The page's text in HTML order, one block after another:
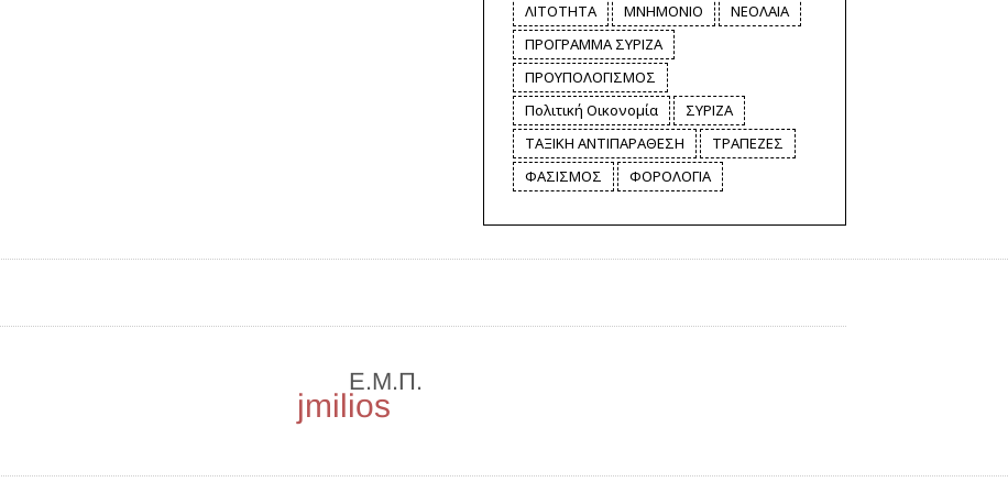
ΛΙΤΟΤΗΤΑ
ΜΝΗΜΟΝΙΟ
ΝΕΟΛΑΙΑ
ΠΡΟΓΡΑΜΜΑ ΣΥΡΙΖΑ
ΠΡΟΥΠΟΛΟΓΙΣΜΟΣ
Πολιτική Οικονομία
ΣΥΡΙΖΑ
ΤΑΞΙΚΗ ΑΝΤΙΠΑΡΑΘΕΣΗ
ΤΡΑΠΕΖΕΣ
ΦΑΣΙΣΜΟΣ
ΦΟΡΟΛΟΓΙΑ